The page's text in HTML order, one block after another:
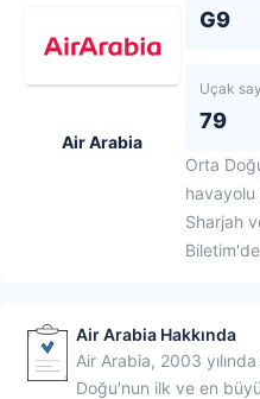
Air Arabia
G9
Uçak
79
Orta
havayolu
Sharjah
Air Arabia Hakkında
Air Arabia, 2003
Doğu'nun ilk ve en